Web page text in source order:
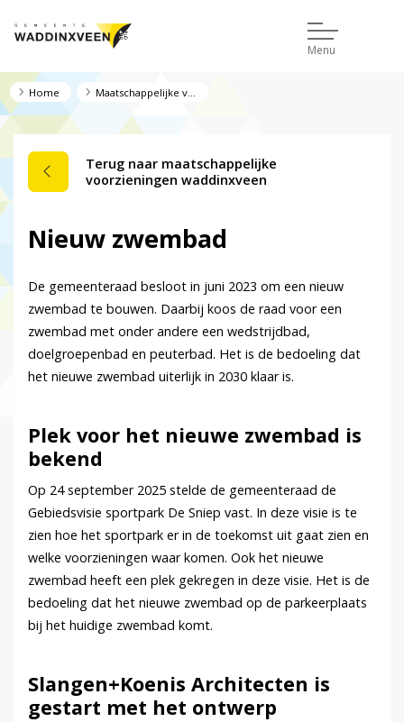
Menu
Home Maatschappelijke voorzieningen Waddinxveen
Terug naar maatschappelijke
voorzieningen waddinxveen
Nieuw zwembad
De gemeenteraad besloot in juni 2023 om een nieuw
zwembad te bouwen. Daarbij koos de raad voor een
zwembad met onder andere een wedstrijdbad,
doelgroepenbad en peuterbad. Het is de bedoeling dat
het nieuwe zwembad uiterlijk in 2030 klaar is.
Plek voor het nieuwe zwembad is
bekend
Op 24 september 2025 stelde de gemeenteraad de
Gebiedsvisie sportpark De Sniep vast. In deze visie is te
zien hoe het sportpark er in de toekomst uit gaat zien en
welke voorzieningen waar komen. Ook het nieuwe
zwembad heeft een plek gekregen in deze visie. Het is de
bedoeling dat het nieuwe zwembad op de parkeerplaats
bij het huidige zwembad komt.
Slangen+Koenis Architecten is
gestart met het ontwerp